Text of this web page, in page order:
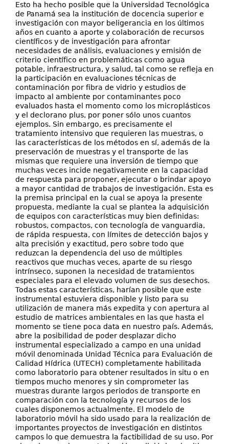
Esto ha hecho posible que la Universidad Tecnológica
de Panamá sea la institución de docencia superior e
investigación con mayor beligerancia en los últimos
años en cuanto a aporte y colaboración de recursos
científicos y de investigación para afrontar
necesidades de análisis, evaluaciones y emisión de
criterio científico en problemáticas como agua
potable, infraestructura, y salud, tal como se refleja en
la participación en evaluaciones técnicas de
contaminación por fibra de vidrio y estudios de
impacto al ambiente por contaminantes poco
evaluados hasta el momento como los microplásticos
y el declorano plus, por poner sólo unos cuantos
ejemplos. Sin embargo, es precisamente el
tratamiento intensivo que requieren las muestras, o
las características de los métodos en sí, además de la
preservación de muestras y el transporte de las
mismas que requiere una inversión de tiempo que
muchas veces incide negativamente en la capacidad
de respuesta para proponer, ejecutar o brindar apoyo
a mayor cantidad de trabajos de investigación. Esta es
la premisa principal en la cual se apoya la presente
propuesta, mediante la cual se plantea la adquisición
de equipos con características muy bien definidas:
robustos, compactos, con tecnología de vanguardia,
de rápida respuesta, con límites de detección bajos y
alta precisión y exactitud, pero sobre todo que
reduzcan la dependencia del uso de múltiples
reactivos que muchas veces, aparte de su riesgo
intrínseco, suponen la necesidad de tratamientos
especiales para el elevado volumen de sus desechos.
Todas estas características, harían posible que este
instrumental estuviera disponible y listo para su
utilización de manera más expedita y con apertura al
estudio de matrices ambientales en las que hasta el
momento se tiene poca data en nuestro país. Además,
abre la posibilidad de poder desplazar dicho
instrumental especializado a campo en una unidad
móvil denominada Unidad Técnica para Evaluación de
Calidad Hídrica (UTECH) completamente habilitada
como laboratorio para obtener resultados in situ o en
tiempos mucho menores y sin comprometer las
muestras durante largos periodos de transporte en
comparación con la tecnología y recursos de los
cuales disponemos actualmente. El modelo de
laboratorio móvil ha sido usado para la realización de
importantes proyectos de investigación en distintos
campos lo que demuestra la factibilidad de su uso. Por